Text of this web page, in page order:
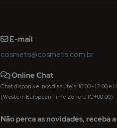
E-mail
cosmetis@cosmetis.com.br
Online Chat
Chat disponível nos dias úteis: 10:00 - 12:00 e
(Western European Time Zone UTC+00:00)
Não perca as novidades, receba